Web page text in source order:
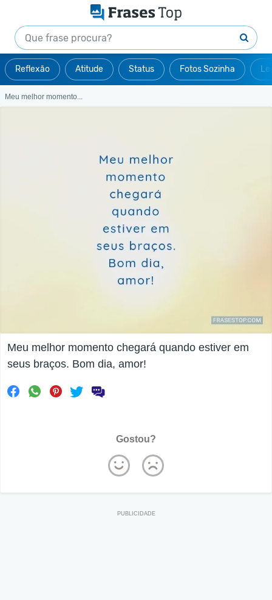
Reflexão Atitude Status Fotos Sozinha
Meu melhor momento...
Meu melhor momento chegará quando estiver em
seus braços. Bom dia, amor!
Gostou?